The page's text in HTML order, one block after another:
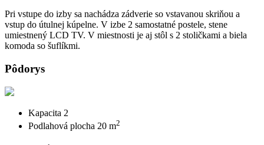
Pri vstupe do izby sa nachádza zádverie so vstavanou skriňou a
vstup do útulnej kúpelne. V izbe 2 samostatné postele, stene
umiestnený LCD TV. V miestnosti je aj stôl s 2 stoličkami a biela
komoda so šuflíkmi.
Pôdorys
Kapacita 2
Podlahová plocha 20 m2